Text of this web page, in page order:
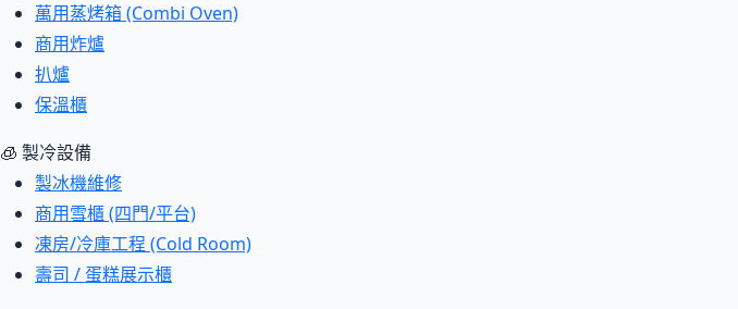
萬用蒸烤箱 (Combi Oven)
商用炸爐
扒爐
保溫櫃
🧊 製冷設備
製冰機維修
商用雪櫃 (四門/平台)
凍房/冷庫工程 (Cold Room)
壽司 / 蛋糕展示櫃